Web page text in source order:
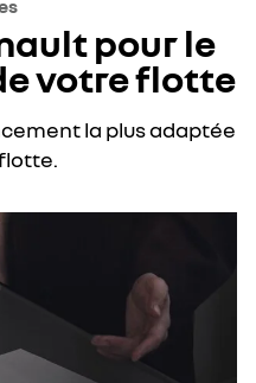
pour le
votre flotte
la plus adaptée